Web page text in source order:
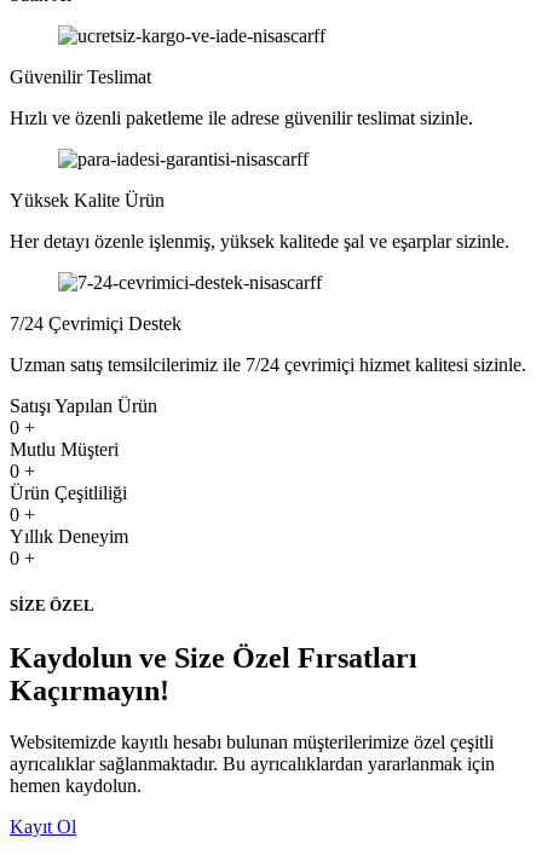
Güvenilir Teslimat
Hızlı ve özenli paketleme ile adrese güvenilir teslimat sizinle.
Yüksek Kalite Ürün
Her detayı özenle işlenmiş, yüksek kalitede şal ve eşarplar sizinle.
7/24 Çevrimiçi Destek
Uzman satış temsilcilerimiz ile 7/24 çevrimiçi hizmet kalitesi sizinle.
Satışı Yapılan Ürün
0 +
Mutlu Müşteri
0 +
Ürün Çeşitliliği
0 +
Yıllık Deneyim
0 +
SİZE ÖZEL
Kaydolun ve Size Özel Fırsatları
Kaçırmayın!
Websitemizde kayıtlı hesabı bulunan müşterilerimize özel çeşitli
ayrıcalıklar sağlanmaktadır. Bu ayrıcalıklardan yararlanmak için
hemen kaydolun.
Kayıt Ol